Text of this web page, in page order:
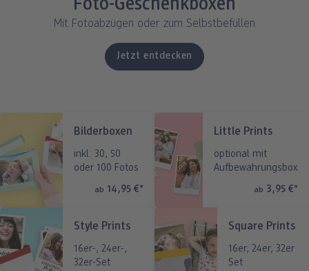
Fotos im Holzaufsteller
Art Prints
Fotoaufsteller mit Standfuß
Analog Services
Gallery Print
Poster
Poster mit Rahmen
Poster mit Design
Große Fotos
Fotospiele
Handyhüllen
Art Prints
Party
Einschulung
Foto- & Postkarten
Einzelkarten im Direktversand
Poster
Fotoleinwand
Foto-Geschenkboxen
Mit Fotoabzügen oder zum Selbstbefüllen
Jetzt entdecken
Bilderboxen
inkl. 30, 50
oder 100 Fotos
ab 14,95 €*
Little Prints
optional mit
Aufbewahrungsbox
ab 3,95 €*
Style Prints
16er-, 24er-,
32er-Set
Square Prints
16er, 24er, 32er
Set